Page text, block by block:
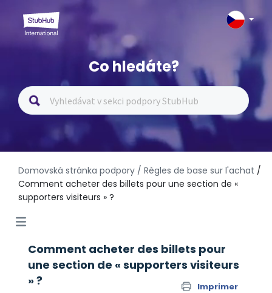
Co hledáte?
Domovská stránka podpory / Règles de base sur l'achat /
Comment acheter des billets pour une section de «
supporters visiteurs » ?
Comment acheter des billets pour
une section de « supporters visiteurs
» ?
Imprimer